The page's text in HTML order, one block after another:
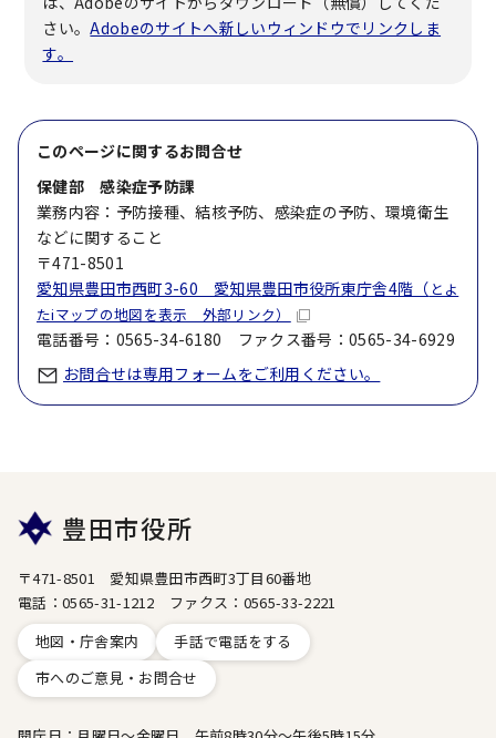
さい。Adobeのサイトへ新しいウィンドウでリンクしま
す。
このページに関するお問合せ
保健部 感染症予防課
業務内容：予防接種、結核予防、感染症の予防、環境衛生
などに関すること
〒471-8501
愛知県豊田市西町3-60 愛知県豊田市役所東庁舎4階（ とよ
たiマップの地図を表示 外部リンク）
電話番号：0565-34-6180 ファクス番号：0565-34-6929
お問合せは専用フォームをご利用ください。
豊田市役所
〒471-8501 愛知県豊田市西町3丁目60番地
電話：0565-31-1212 ファクス：0565-33-2221
地図・庁舎案内
手話で電話をする
市へのご意見・お問合せ